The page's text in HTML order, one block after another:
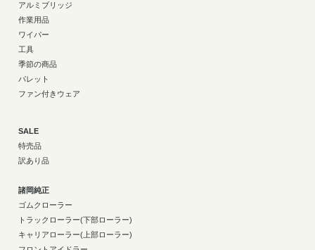
アルミブリッジ
作業用品
ワイパー
工具
季節の商品
パレット
ファン付きウェア
SALE
特売品
訳あり品
諸岡純正
ゴムクローラー
トラックローラー(下部ローラー)
キャリアローラー(上部ローラー)